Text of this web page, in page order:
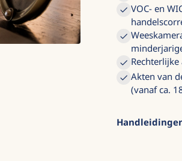
VOC- en
Akten van
(vanaf ca.